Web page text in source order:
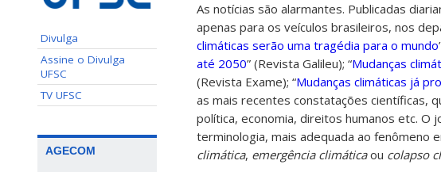
Divulga
Assine o Divulga
UFSC
TV UFSC
AGECOM
As notícias são alarmantes. Publicadas
apenas para os veículos brasileiros, nos
climáticas serão uma tragédia para o mundo
até 2050” (Revista Galileu); “Mudanças
(Revista Exame); “Mudanças climáticas já
as mais recentes constatações científicas,
política, economia, direitos humanos etc. O
terminologia, mais adequada ao fenômeno
climática, emergência climáticaou colapso